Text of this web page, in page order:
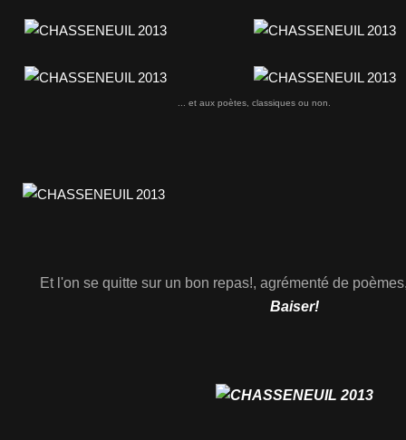
... et aux poètes, classiques ou non.
Et l'on se quitte sur un bon repas!, agrémenté de
Baiser!